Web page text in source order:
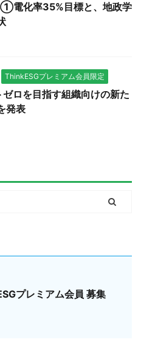
電化率35%目標と、地政学
ThinkESGプレミアム会員限定
ゼロを目指す組織向けの新た
発表
プレミアム会員 募集